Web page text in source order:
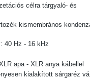
célra tárgyaló- és
kismembrános
40 Hz - 16 kHz
apa - XLR anya kábellel
kialakított sárgaréz